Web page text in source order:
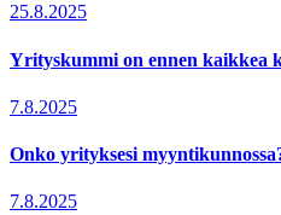
25.8.2025
Yrityskummi on ennen kaikkea
7.8.2025
Onko yrityksesi
7.8.2025